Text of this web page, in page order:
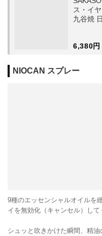
ス・イ
九谷焼
6,380円
NIOCAN スプレー
9種のエッセンシャルオイルを
イを無効化（キャンセル）して
シュッと吹きかけた瞬間、精